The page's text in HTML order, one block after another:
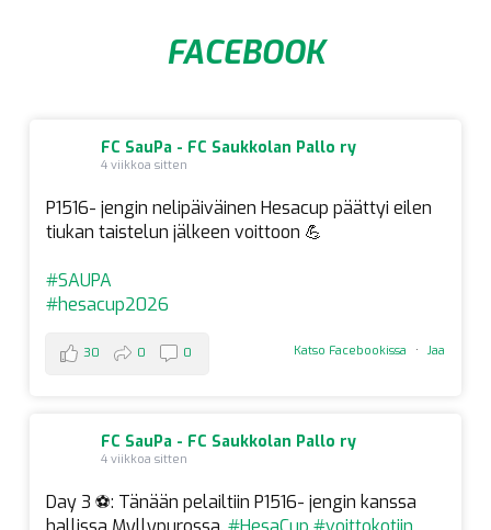
FACEBOOK
FC SauPa - FC Saukkolan Pallo ry
4 viikkoa sitten
P1516- jengin nelipäiväinen Hesacup päättyi eilen
tiukan taistelun jälkeen voittoon 💪
#SAUPA
#hesacup2026
Katso Facebookissa · Jaa
30 0 0
FC SauPa - FC Saukkolan Pallo ry
4 viikkoa sitten
Day 3 ⚽️: Tänään pelailtiin P1516- jengin kanssa